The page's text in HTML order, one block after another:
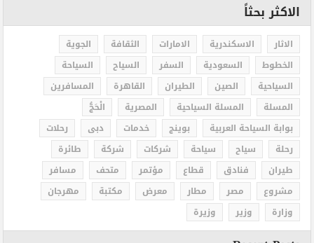
الاكثر بحثاً
الاثار الاسكندرية الامارات الثقافة
الجوية
الخطوط
السعودية السفر السياح
السياحة
السياحية
الصين الطيران القاهرة
المسافرين
المسلة
المسلة السياحية المصرية
الْحَجُّ
بوابة السياحة العربية
بوينج خدمات دبى
رحلات
رحلة
سياح سياحة شركات شركة
طائرة
طيران
فنادق قطاع مؤتمر متحف
مسافر
مشروع
مصر مطار معرض مكتبة
مهرجان
وزارة
وزير وزيرة